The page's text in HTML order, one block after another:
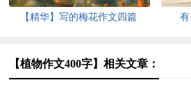
【精华】写的梅花作文四篇
【植物作文400字】相关文章：